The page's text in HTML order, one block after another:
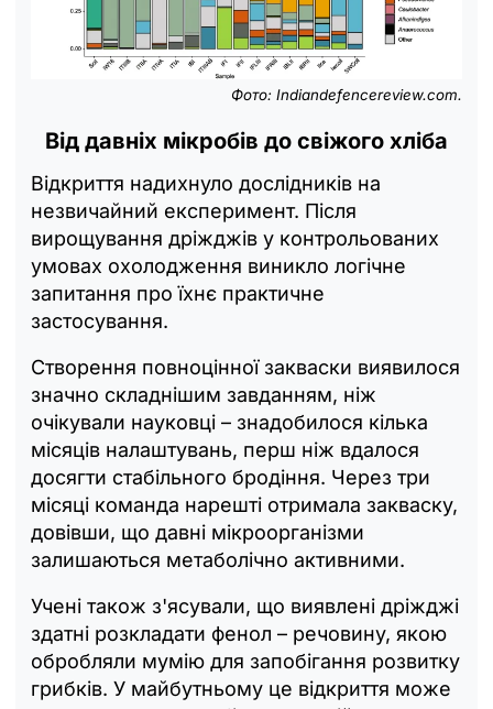
Фото: Indiandefencereview.com.
Від давніх мікробів до свіжого хліба
Відкриття надихнуло дослідників на
незвичайний експеримент. Після
вирощування дріжджів у контрольованих
умовах охолодження виникло логічне
запитання про їхнє практичне
застосування.
Створення повноцінної закваски виявилося
значно складнішим завданням, ніж
очікували науковці – знадобилося кілька
місяців налаштувань, перш ніж вдалося
досягти стабільного бродіння. Через три
місяці команда нарешті отримала закваску,
довівши, що давні мікроорганізми
залишаються метаболічно активними.
Учені також з'ясували, що виявлені дріжджі
здатні розкладати фенол – речовину, якою
обробляли мумію для запобігання розвитку
грибків. У майбутньому це відкриття може